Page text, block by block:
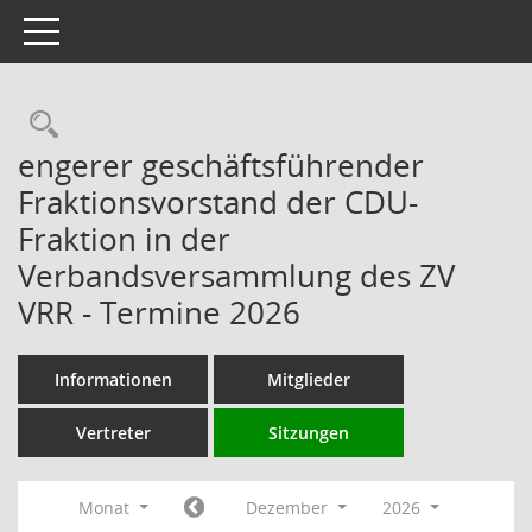
Toggle navigation
Rechercheauswahl
engerer geschäftsführender
Fraktionsvorstand der CDU-
Fraktion in der
Verbandsversammlung des ZV
VRR - Termine 2026
Informationen Mitglieder
Vertreter Sitzungen
Monat Dezember
2026